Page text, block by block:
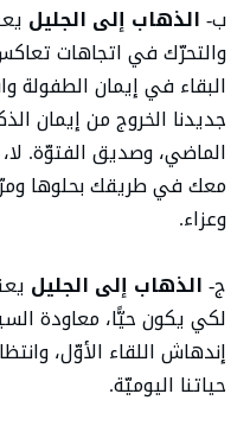
ب-الذهاب إلى الجليل
والتحرّك في اتجاهات
البقاء في إيمان الطفولة
جديدنا الخروج من إيمان
الماضي، وصديق الفتوّة.
معك في طريقك بحلوها
وعزاء.
ج-الذهاب إلى الجليل
لكي يكون حيًّا، معاودة
إندهاش اللقاء الأوّل،
حياتنا اليوميّة.